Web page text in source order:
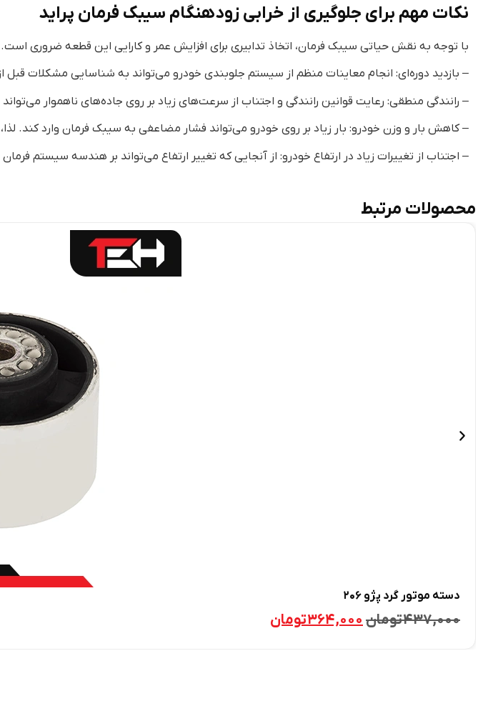
نکات مهم برای جلوگیری از خرابی‌ زودهنگام سیبک فرمان پراید
با توجه به نقش حیاتی سیبک فرمان، اتخاذ تدابیری برای افزایش عمر و کارایی این قطعه ضروری
– بازدید دوره‌ای: انجام معاینات منظم از سیستم جلوبندی خودرو می‌تواند به شناسایی مشکلات
– رانندگی منطقی: رعایت قوانین رانندگی و اجتناب از سرعت‌های زیاد بر روی جاده‌های ناهموار
– کاهش بار و وزن خودرو: بار زیاد بر روی خودرو می‌تواند فشار مضاعفی به سیبک فرمان وارد کند.
– اجتناب از تغییرات زیاد در ارتفاع خودرو: از آنجایی که تغییر ارتفاع می‌تواند بر هندسه سیستم
محصولات مرتبط
دسته موتور گرد پژو ۲۰۶
۴۳۷,۰۰۰تومان۳۶۴,۰۰۰تومان